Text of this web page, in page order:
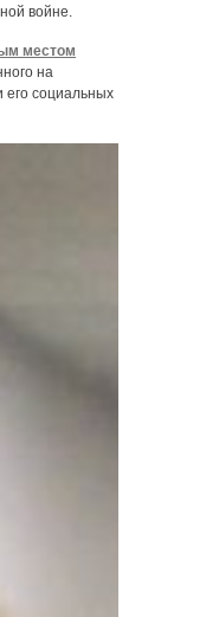
войне.
местом
на
его социальных